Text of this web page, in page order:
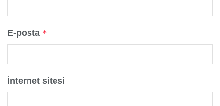
E-posta *
İnternet sitesi